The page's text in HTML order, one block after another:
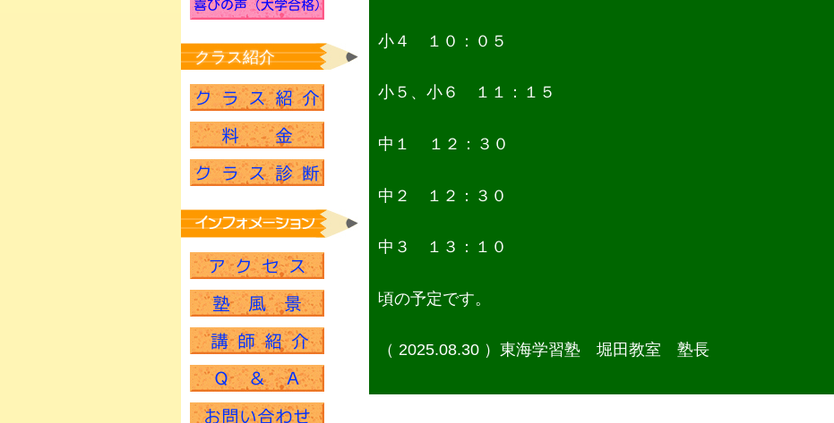
小４ １０：０５
小５、小６ １１：１５
中１ １２：３０
中２ １２：３０
中３ １３：１０
頃の予定です。
（ 2025.08.30 ） 東海学習塾 堀田教室 塾長
クラス紹介